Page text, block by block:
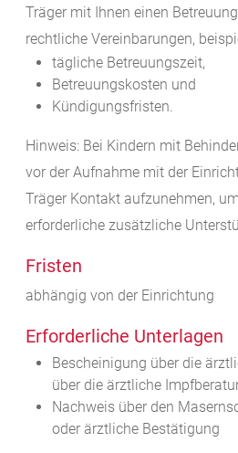
Träger mit Ihnen einen
rechtliche Vereinbarungen,
tägliche Betreuungszeit,
Betreuungskosten und
Kündigungsfristen.
Hinweis: Bei Kindern mit
vor der Aufnahme mit der
Träger Kontakt aufzunehmen, um
erforderliche zusätzliche
Fristen
abhängig von der Einrichtung
Erforderliche Unterlagen
Bescheinigung über die
über die ärztliche
Nachweis über den
oder ärztliche Bestätigung